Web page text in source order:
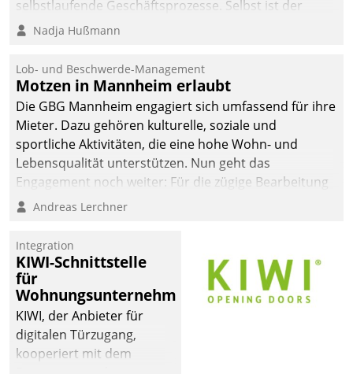
Kommunikationswege bei
selbstlaufende Geschäftsprozesse. Selbst ist der
Kunde und smart der Serviceanbieter.
Nadja Hußmann
Lob- und Beschwerde-Management
Motzen in Mannheim erlaubt
Die GBG Mannheim engagiert sich umfassend für ihre
Mieter. Dazu gehören kulturelle, soziale und
sportliche Aktivitäten, die eine hohe Wohn- und
Lebensqualität unterstützen. Nun geht das
Engagement noch weiter: Für die zügige Bearbeitung
von Beschwerden – oder Lob – richtet das
und Beschwerde-Management einen eigenen Kanal
ein.
Andreas Lerchner
Integration
KIWI-Schnittstelle
für
Wohnungsunternehmen
KIWI, der Anbieter für
digitalen Türzugang,
kooperiert mit dem